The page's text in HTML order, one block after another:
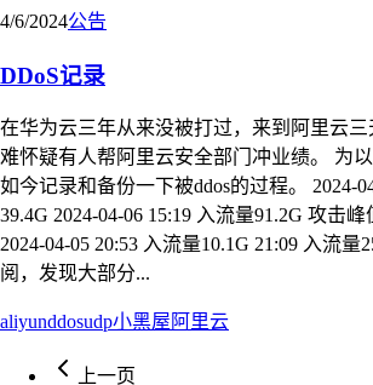
4/6/2024公告
DDoS记录
在华为云三年从来没被打过，来到阿里云
难怀疑有人帮阿里云安全部门冲业绩。 为以
如今记录和备份一下被ddos的过程。 2024-
39.4G 2024-04-06 15:19 入流量91.2G 攻击峰
2024-04-05 20:53 入流量10.1G 21:09 入流量
阅，发现大部分...
aliyunddosudp小黑屋 阿里云
上一页